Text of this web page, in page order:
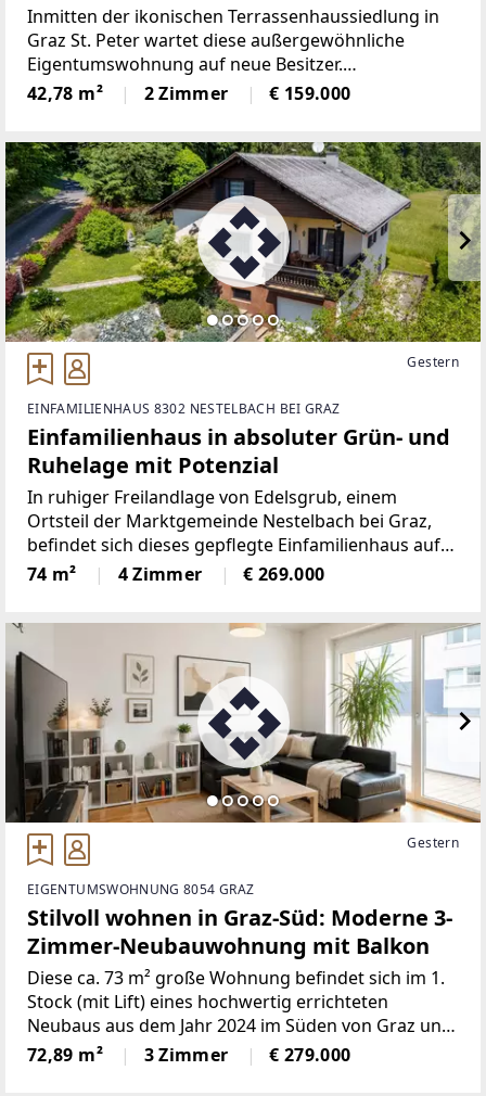
Inmitten der ikonischen Terrassenhaussiedlung in
Graz St. Peter wartet diese außergewöhnliche
Eigentumswohnung auf neue Besitzer.
Architektonisch ein Unikat, atmosphärisch ein
Refugium – mit viel Licht, Weitblick und einem ganz
42,78 m² 2 Zimmer € 159.000
Gestern
EINFAMILIENHAUS 8302 NESTELBACH BEI GRAZ
Einfamilienhaus in absoluter Grün- und
Ruhelage mit Potenzial
In ruhiger Freilandlage von Edelsgrub, einem
Ortsteil der Marktgemeinde Nestelbach bei Graz,
befindet sich dieses gepflegte Einfamilienhaus auf
einem im Widmungsgebiet Freiland gelegenen
Grundstück. Die Umgebung ist geprägt von Wiesen,
74 m² 4 Zimmer € 269.000
Gestern
EIGENTUMSWOHNUNG 8054 GRAZ
Stilvoll wohnen in Graz-Süd: Moderne 3-
Zimmer-Neubauwohnung mit Balkon
Diese ca. 73 m² große Wohnung befindet sich im 1.
Stock (mit Lift) eines hochwertig errichteten
Neubaus aus dem Jahr 2024 im Süden von Graz und
überzeugt durch moderne Ausstattung und eine
besonders durchdachte
72,89 m² 3 Zimmer € 279.000